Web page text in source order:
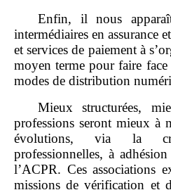
Enfin, il nous
intermédiaires en assurance
et services de paiement à
moyen terme pour faire
modes de distribution
Mieux structurées,
professions seront mieux à
évolutions, via la
professionnelles, à
l’ACPR. Ces associations
missions de vérification et